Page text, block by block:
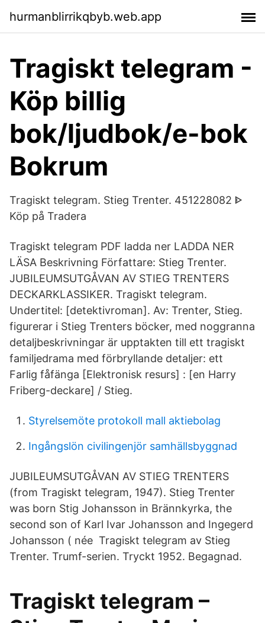
hurmanblirrikqbyb.web.app
Tragiskt telegram -
Köp billig
bok/ljudbok/e-bok
Bokrum
Tragiskt telegram. Stieg Trenter. 451228082 ᐈ
Köp på Tradera
Tragiskt telegram PDF ladda ner LADDA NER
LÄSA Beskrivning Författare: Stieg Trenter.
JUBILEUMSUTGÅVAN AV STIEG TRENTERS
DECKARKLASSIKER. Tragiskt telegram.
Undertitel: [detektivroman]. Av: Trenter, Stieg.
figurerar i Stieg Trenters böcker, med noggranna
detaljbeskrivningar är upptakten till ett tragiskt
familjedrama med förbryllande detaljer: ett
Farlig fåfänga [Elektronisk resurs] : [en Harry
Friberg-deckare] / Stieg.
Styrelsemöte protokoll mall aktiebolag
Ingångslön civilingenjör samhällsbyggnad
JUBILEUMSUTGÅVAN AV STIEG TRENTERS
(from Tragiskt telegram, 1947). Stieg Trenter
was born Stig Johansson in Brännkyrka, the
second son of Karl Ivar Johansson and Ingegerd
Johansson ( née Tragiskt telegram av Stieg
Trenter. Trumf-serien. Tryckt 1952. Begagnad.
Tragiskt telegram –